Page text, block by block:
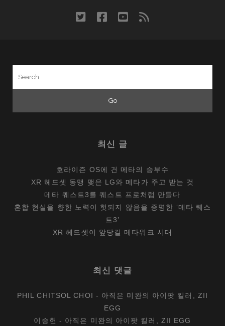
twitterfacebook
youtube
rss
최신 글
호라이즌 OS에 건 메타의 승부수
XR 헤드셋 동맹 맺은 LG와 메타가 주고 받는 것
메타 퀘스트3를 퀘스트 프로처럼 만들다
혼합 현실을 향한 노력이 헛되지 않음을 증명한 ‘메타 퀘스
트3’
XR 헤드셋이 앞당길 메타워크 시대
최신 댓글
PHIL CHITSOL CHOI - 아직은 미완의 아이팟 킬러, ZII
EGG
이승헌 - 아직은 미완의 아이팟 킬러, ZII EGG